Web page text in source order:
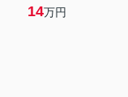
14万円